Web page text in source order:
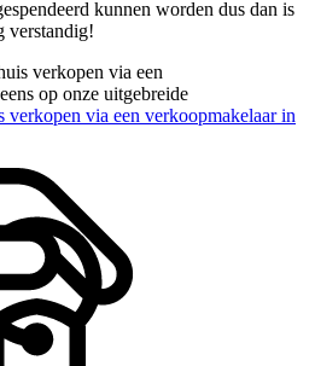
kunnen worden dus dan is
verstandig!
verkopen via een
op onze uitgebreide
verkopen via een verkoopmakelaar in